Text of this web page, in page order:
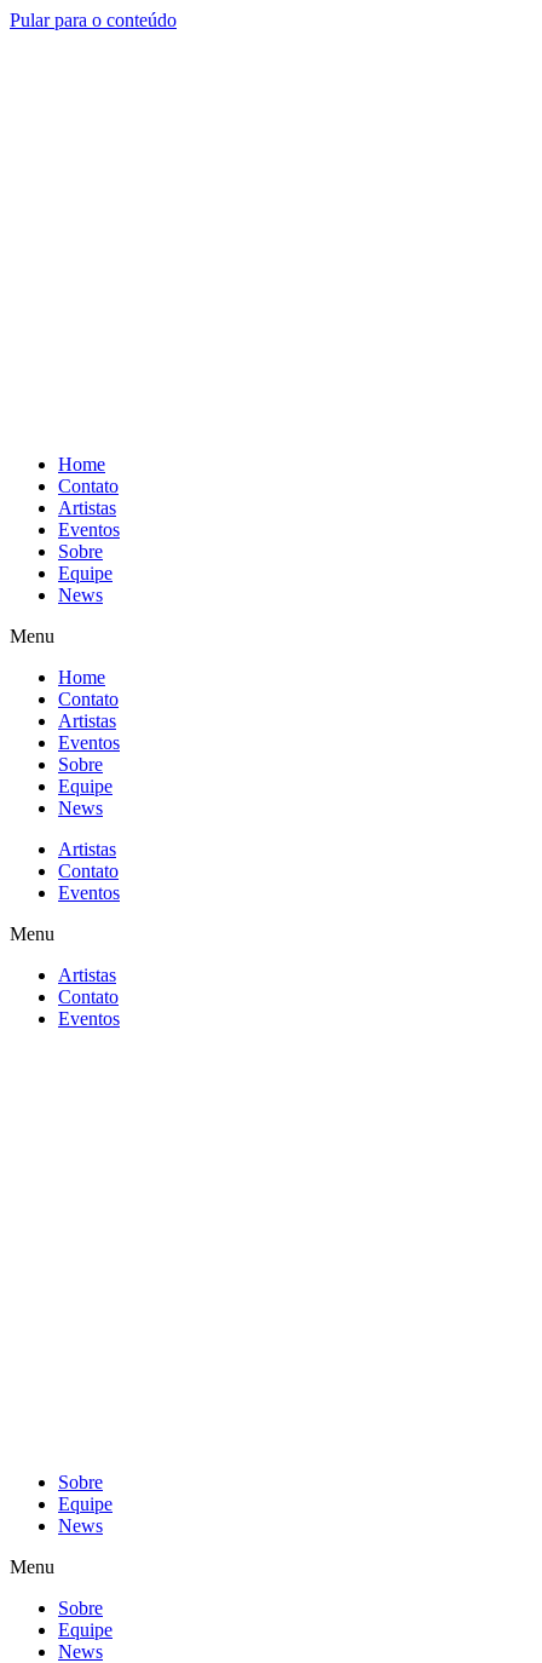
Pular para o conteúdo
Home
Contato
Artistas
Eventos
Sobre
Equipe
News
Menu
Home
Contato
Artistas
Eventos
Sobre
Equipe
News
Artistas
Contato
Eventos
Menu
Artistas
Contato
Eventos
Sobre
Equipe
News
Menu
Sobre
Equipe
News